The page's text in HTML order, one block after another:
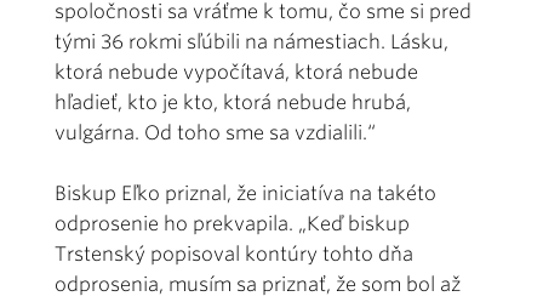
spoločnosti sa vráťme k tomu, čo sme si pred
tými 36 rokmi sľúbili na námestiach. Lásku,
ktorá nebude vypočítavá, ktorá nebude
hľadieť, kto je kto, ktorá nebude hrubá,
vulgárna. Od toho sme sa vzdialili.“
Biskup Eľko priznal, že iniciatíva na takéto
odprosenie ho prekvapila. „Keď biskup
Trstenský popisoval kontúry tohto dňa
odprosenia, musím sa priznať, že som bol až